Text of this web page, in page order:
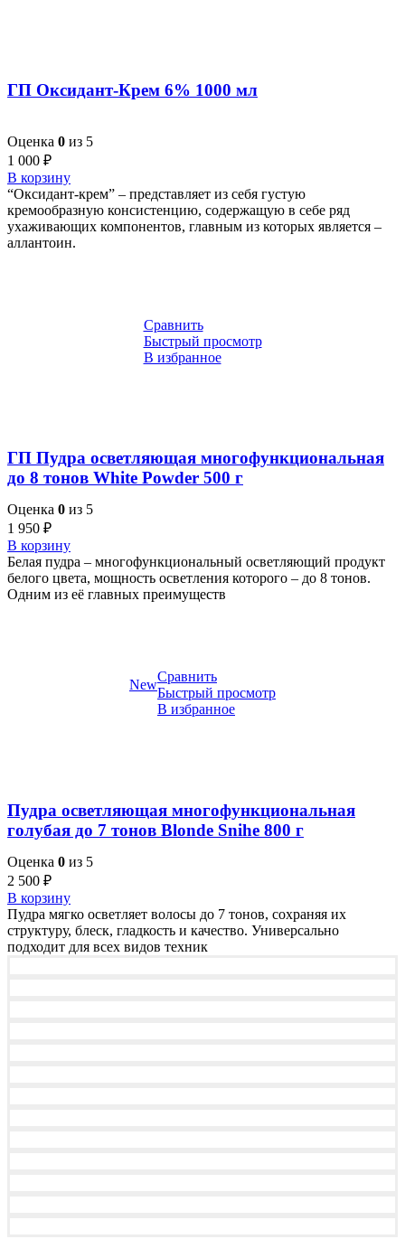
ГП Оксидант-Крем 6% 1000 мл
Оценка 0 из 5
1 000 ₽
В корзину
“Оксидант-крем” – представляет из себя густую
кремообразную консистенцию, содержащую в себе ряд
ухаживающих компонентов, главным из которых является –
аллантоин.
Сравнить
Быстрый просмотр
В избранное
ГП Пудра осветляющая многофункциональная
до 8 тонов White Powder 500 г
Оценка 0 из 5
1 950 ₽
В корзину
Белая пудра – многофункциональный осветляющий продукт
белого цвета, мощность осветления которого – до 8 тонов.
Одним из её главных преимуществ
New
Сравнить
Быстрый просмотр
В избранное
Пудра осветляющая многофункциональная
голубая до 7 тонов Blonde Snihe 800 г
Оценка 0 из 5
2 500 ₽
В корзину
Пудра мягко осветляет волосы до 7 тонов, сохраняя их
структуру, блеск, гладкость и качество. Универсально
подходит для всех видов техник